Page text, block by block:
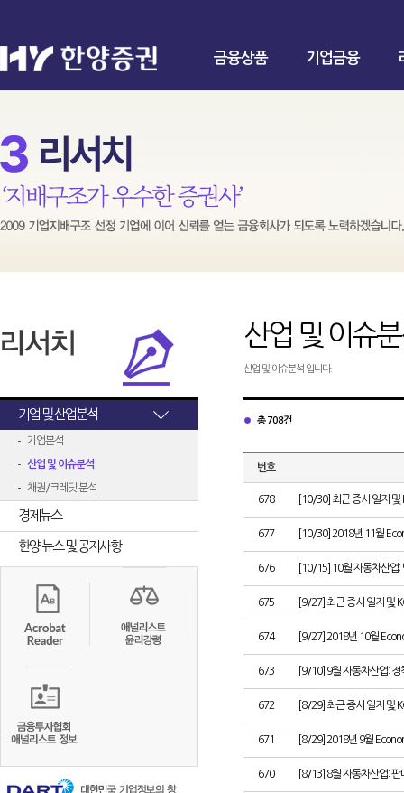
금융상품 기업금융
기업 및 산업분석
기업분석
산업 및 이슈분석
채권/크레딧 분석
경제뉴스
한양 뉴스 및 공지사항
산업 및 이슈
산업 및 이슈분석 입니다.
총 708건
번호
678 [10/30] 최근 증시 일지 및
677 [10/30] 2018년 11월
676 [10/15] 10월 자동차산업
675 [9/27] 최근 증시 일지 및
674 [9/27] 2018년 10월
673 [9/10] 9월 자동차산업: 정
672 [8/29] 최근 증시 일지 및
671 [8/29] 2018년 9월
670 [8/13] 8월 자동차산업: 판